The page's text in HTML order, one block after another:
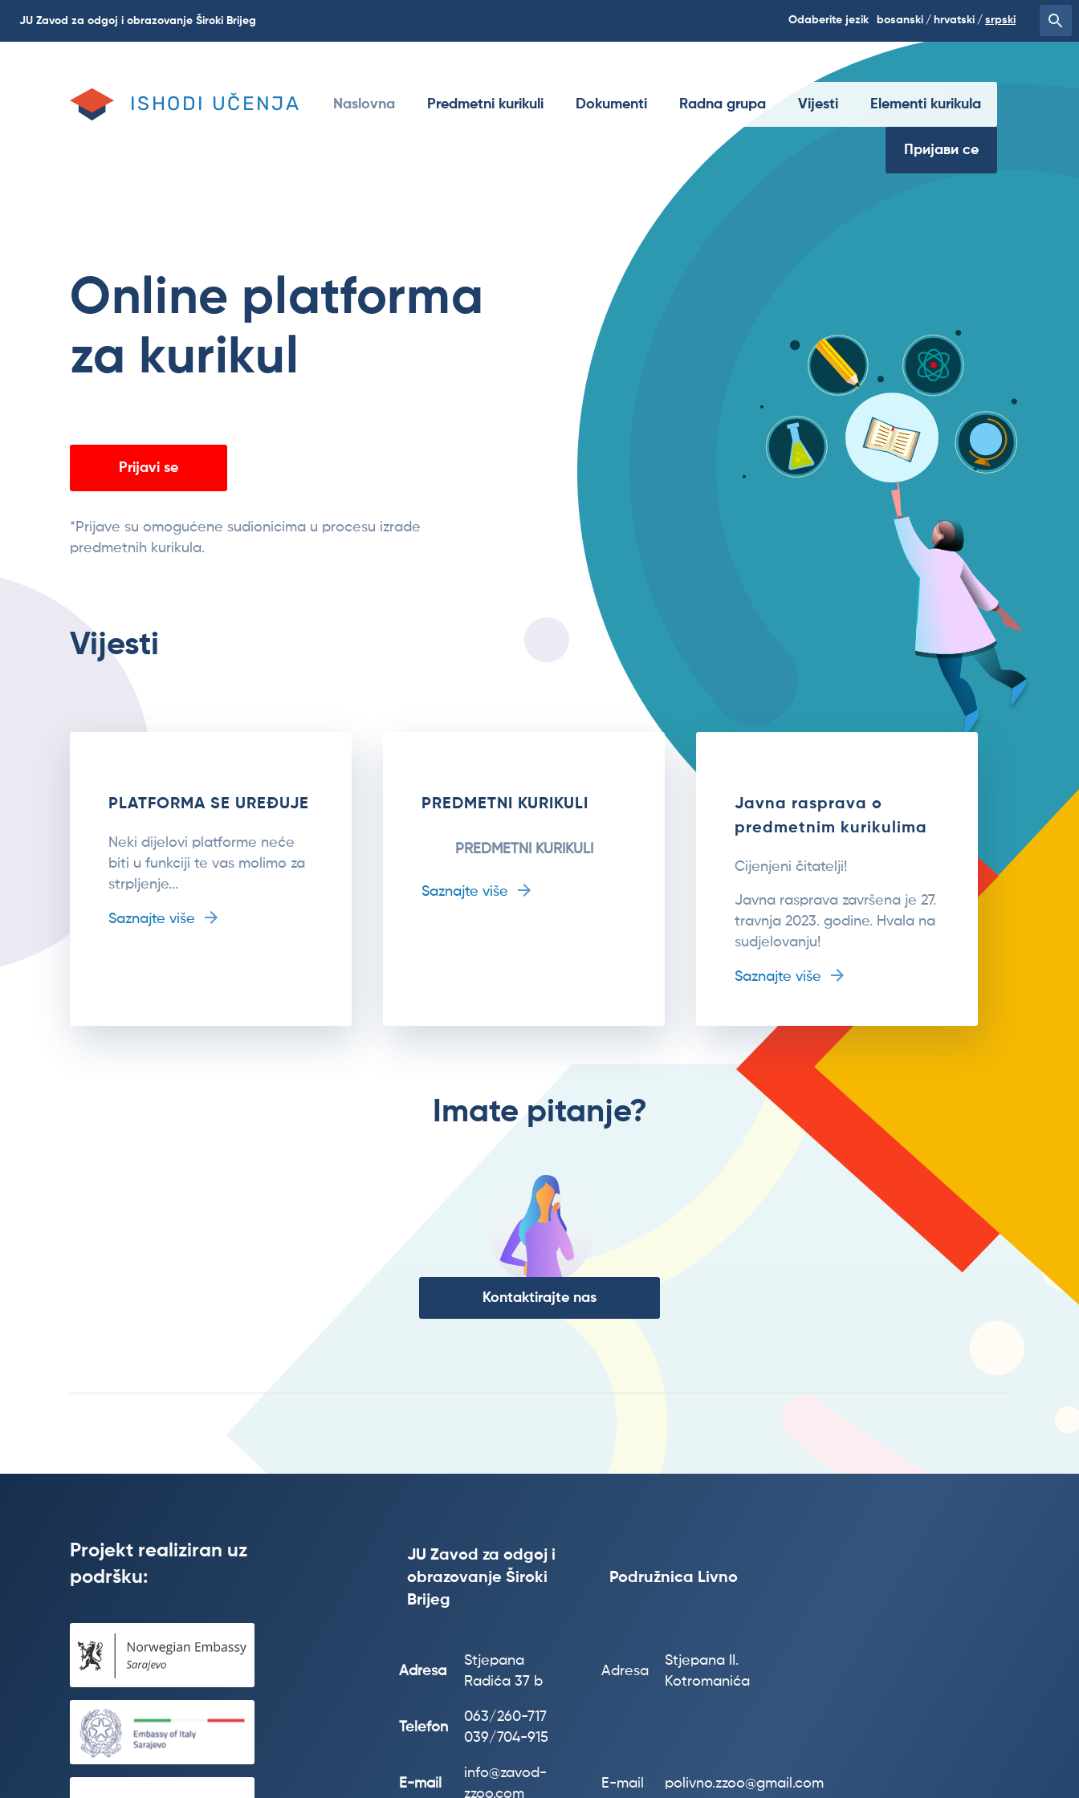
JU Zavod za odgoj i obrazovanje Široki Brijeg Odaberite jezik bosanski hrvatski srpski
ISHODI UČENJA Naslovna Predmetni kurikuli Dokumenti Radna grupa Vijesti Elementi kurikula
Пријави се
Online platforma
za kurikul
Prijavi se
*Prijave su omogućene sudionicima u procesu izrade
predmetnih kurikula.
Vijesti
PLATFORMA SE UREĐUJE
Neki dijelovi platforme neće
biti u funkciji te vas molimo za
strpljenje...
Saznajte više
PREDMETNI KURIKULI
PREDMETNI KURIKULI
Saznajte više
Javna rasprava o
predmetnim kurikulima
Cijenjeni čitatelji!
Javna rasprava završena je 27.
travnja 2023. godine. Hvala na
sudjelovanju!
Saznajte više
Imate pitanje?
Kontaktirajte nas
Projekt realiziran uz
podršku:
JU Zavod za odgoj i
obrazovanje Široki
Brijeg
Podružnica Livno
Adresa
Stjepana
Radića 37 b
Adresa
Stjepana II.
Kotromanića
Telefon
063/260-717
039/704-915
E-mail
info@zavod-
zzoo.com
E-mail polivno.zzoo@gmail.com